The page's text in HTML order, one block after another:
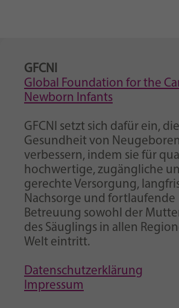
GFCNI
Global Foundation for the
Newborn Infants
GFCNI setzt sich dafür ein, die
Gesundheit von
verbessern, indem sie für
hochwertige, zugängliche
gerechte Versorgung,
Nachsorge und fortlaufende
Betreuung sowohl der
des Säuglings in allen
Welt eintritt.
Datenschutzerklärung
Impressum